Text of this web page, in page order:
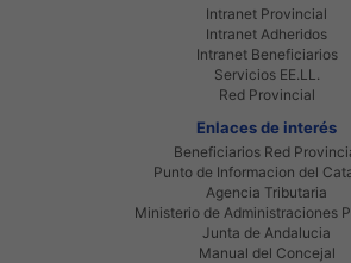
Intranet Provincial
Intranet Adheridos
Intranet Beneficiarios
Servicios EE.LL.
Red Provincial
Enlaces de interés
Beneficiarios Red
Punto de Informacion del
Agencia Tributaria
Ministerio de Administraciones
Junta de Andalucia
Manual del Concejal